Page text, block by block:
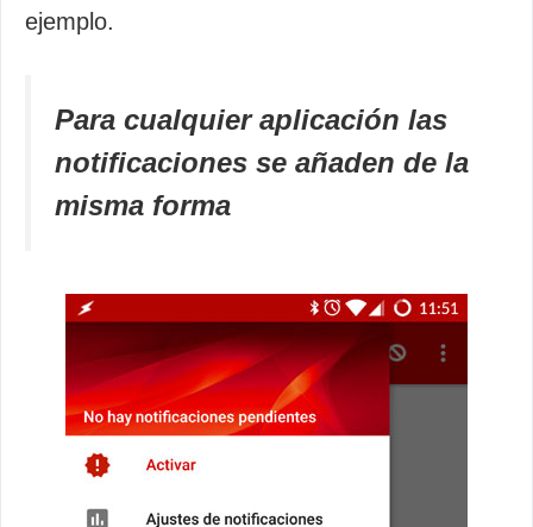
ejemplo.
Para cualquier aplicación las
notificaciones se añaden de la
misma forma